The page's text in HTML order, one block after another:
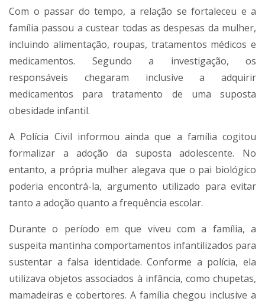
Com o passar do tempo, a relação se fortaleceu e a
família passou a custear todas as despesas da mulher,
incluindo alimentação, roupas, tratamentos médicos e
medicamentos. Segundo a investigação, os
responsáveis chegaram inclusive a adquirir
medicamentos para tratamento de uma suposta
obesidade infantil.
A Polícia Civil informou ainda que a família cogitou
formalizar a adoção da suposta adolescente. No
entanto, a própria mulher alegava que o pai biológico
poderia encontrá-la, argumento utilizado para evitar
tanto a adoção quanto a frequência escolar.
Durante o período em que viveu com a família, a
suspeita mantinha comportamentos infantilizados para
sustentar a falsa identidade. Conforme a polícia, ela
utilizava objetos associados à infância, como chupetas,
mamadeiras e cobertores. A família chegou inclusive a